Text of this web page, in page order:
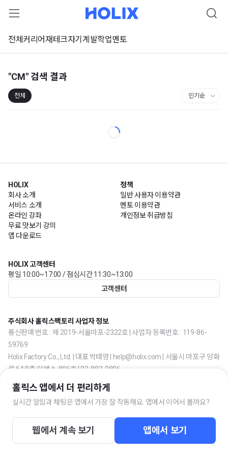
전체 커리어재테크자기계발학업멘토
"CM" 검색 결과
전체
HOLIX
회사 소개
서비스 소개
온라인 강좌
무료 맛보기 강의
앱 다운로드
정책
일반 사용자 이용약관
멘토 이용약관
개인정보 취급방침
HOLIX 고객센터
평일 10:00~17:00 / 점심시간 11:30~13:00
고객센터
주식회사 홀릭스팩토리 사업자 정보
통신판매 번호 : 제 2019-서울마포-2322호 | 사업자 등록번호 : 119-86-
59769
Holix Factory Co., Ltd. | 대표 박태영 | help@holix.com | 서울시 마포구 양화
로 64 8층 이에스-806호 | 02-883-0806
홀릭스 앱에서 더 편리하게
실시간 알림과 채팅은 앱에서 가장 잘 작동해요. 앱에서 이어서 볼까요?
웹에서 계속 보기 앱에서 보기